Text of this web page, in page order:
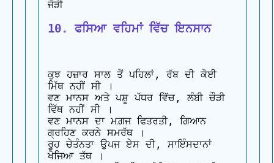
10. ਫਸਿਆ ਵਹਿਮਾਂ ਵਿੱਚ ਇਨਸਾਨ
ਕੁਝ ਹਜ਼ਾਰ ਸਾਲ ਤੋਂ ਪਹਿਲਾਂ, ਰੱਬ ਦੀ ਕੋਈ
ਮਿੱਥ ਨਹੀਂ ਸੀ ।
ਵਣ ਮਾਨਸ ਅਤੇ ਪਸ਼ੂ ਪੱਧਰ ਵਿੱਚ, ਲੰਬੀ ਚੌੜੀ
ਵਿੱਥ ਨਹੀਂ ਸੀ ।
ਵਣ ਮਾਨਸ ਦਾ ਮਗ਼ਜ ਫਿਤਰਤੀ, ਗਿਆਨ
ਗ੍ਰਹਿਣ ਕਰਨੇ ਸਮਰੱਥ ।
ਰੂਹ ਚੇਤੰਨਤਾ ਉਪਜ ਏਸ ਦੀ, ਸਾਇੰਸਦਾਨਾਂ
ਖੋਜਿਆ ਤੱਥ ।